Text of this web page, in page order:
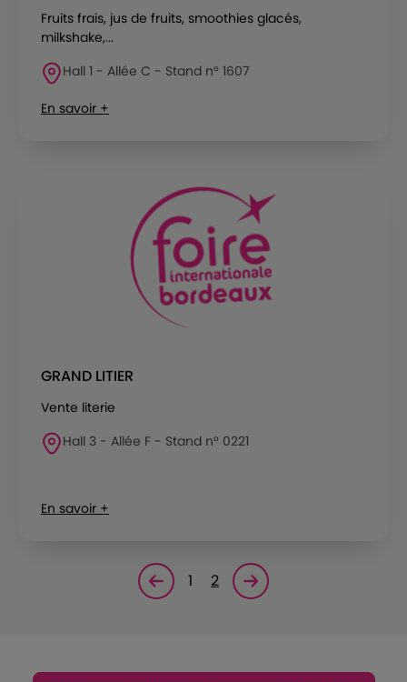
Fruits frais, jus de fruits, smoothies glacés,
milkshake,...
Hall 1 - Allée C - Stand n° 1607
En savoir +
GRAND LITIER
Vente literie
Hall 3 - Allée F - Stand n° 0221
En savoir +
Page précédente
1 2 Page suivante<